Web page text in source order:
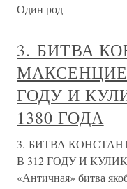
Один род
3. БИТВА
ГОДУ И
1380 ГОДА
3. БИТВА
В 312 ГОДУ И
«Античная» битва